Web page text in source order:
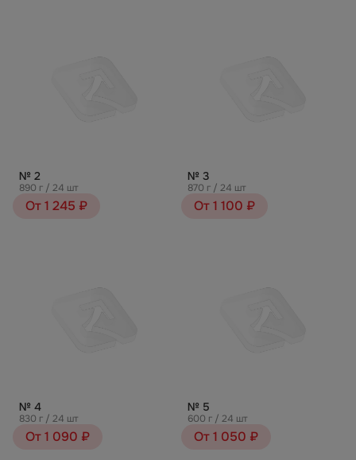
№ 2
890 г / 24 шт
От 1 245 ₽
№ 3
870 г / 24 шт
От 1 100 ₽
№ 4
830 г / 24 шт
От 1 090 ₽
№ 5
600 г / 24 шт
От 1 050 ₽